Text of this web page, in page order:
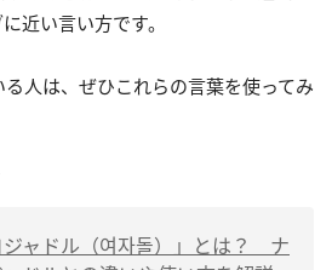
近い言い方です。
人は、ぜひこれらの言葉を使ってみ
ジャドル（여자돌）」とは？ ナ